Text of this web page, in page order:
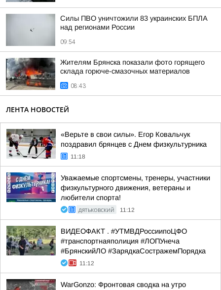
Силы ПВО уничтожили 83 украинских БПЛА
над регионами России
09:54
Жителям Брянска показали фото горящего
склада горюче-смазочных материалов
08:43
ЛЕНТА НОВОСТЕЙ
«Верьте в свои силы». Егор Ковальчук
поздравил брянцев с Днем физкультурника
11:18
Уважаемые спортсмены, тренеры, участники
физкультурного движения, ветераны и
любители спорта!
ДЯТЬКОВСКИЙ 11:12
ВИДЕОФАКТ . #УТМВДРоссиипоЦФО
#транспортнаяполиция #ЛОПУнеча
#БрянскийЛО #ЗарядкаСостражемПорядка
11:12
WarGonzo: Фронтовая сводка на утро